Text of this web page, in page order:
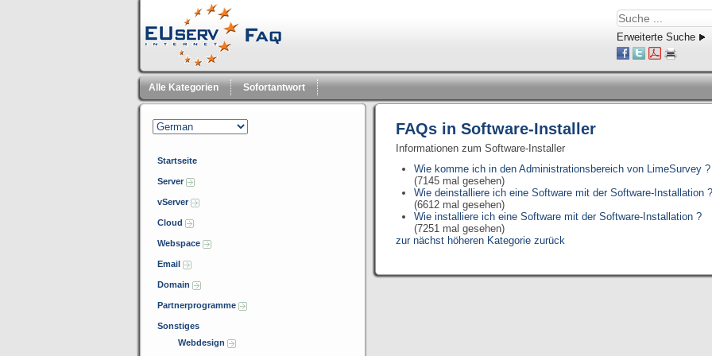
Erweiterte Suche
Alle Kategorien Sofortantwort
Startseite
Server
vServer
Cloud
Webspace
Email
Domain
Partnerprogramme
Sonstiges
Webdesign
FAQs in Software-Installer
Informationen zum Software-Installer
Wie komme ich in den Administrationsbereich von LimeSurvey ?
(7145 mal gesehen)
Wie deinstalliere ich eine Software mit der Software-Installation
(6612 mal gesehen)
Wie installiere ich eine Software mit der Software-Installation ?
(7251 mal gesehen)
zur nächst höheren Kategorie zurück